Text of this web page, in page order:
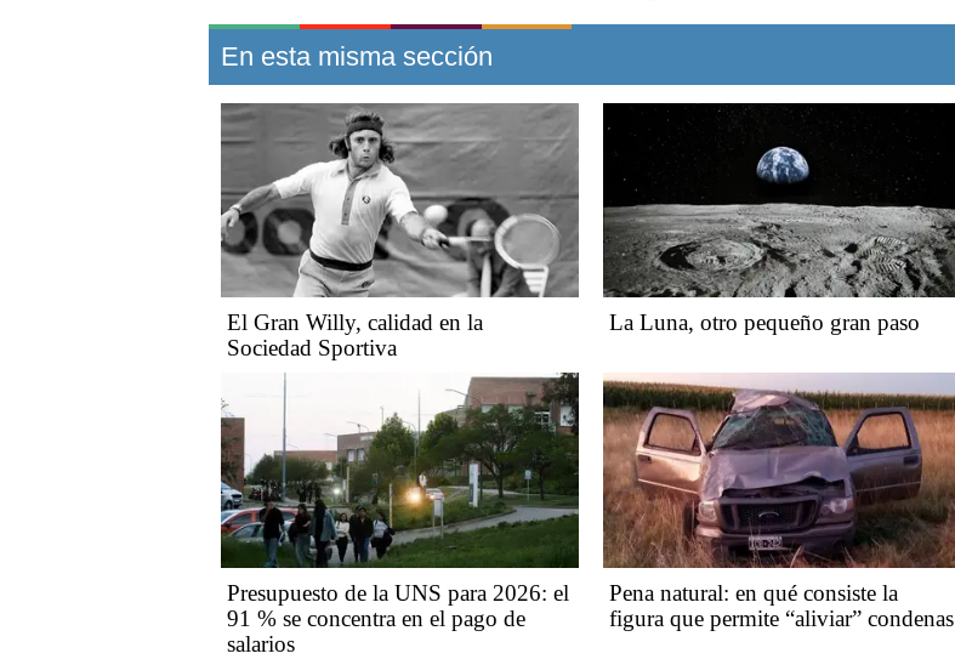
En esta misma sección
El Gran Willy, calidad en la
Sociedad Sportiva
La Luna, otro pequeño gran paso
Presupuesto de la UNS para 2026: el
91 % se concentra en el pago de
salarios
Pena natural: en qué consiste la
figura que permite “aliviar” condenas